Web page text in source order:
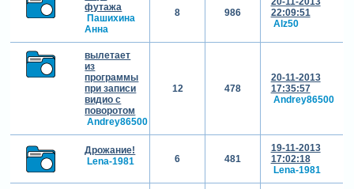
футажа
Пашихина
Анна
8 986
22:09:51
Alz50
вылетает
из
программы
при записи
видио с
поворотом
Andrey86500
12 478
20-11-2013
17:35:57
Andrey86500
Дрожание!
Lena-1981
6 481
19-11-2013
17:02:18
Lena-1981